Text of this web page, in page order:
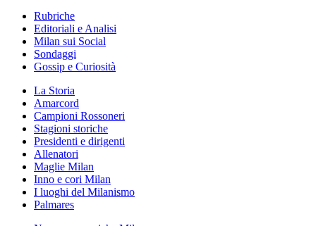
Rubriche
Editoriali e Analisi
Milan sui Social
Sondaggi
Gossip e Curiosità
La Storia
Amarcord
Campioni Rossoneri
Stagioni storiche
Presidenti e dirigenti
Allenatori
Maglie Milan
Inno e cori Milan
I luoghi del Milanismo
Palmares